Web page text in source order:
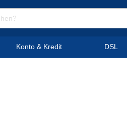
Konto & Kredit DSL